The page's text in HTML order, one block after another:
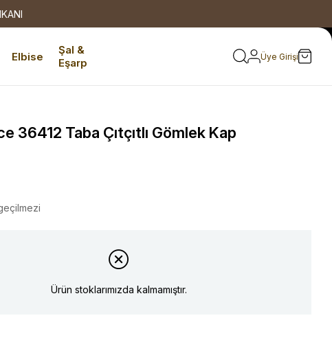
Elbise
Şal &
Eşarp
Üye Girişi
36412 Taba Çıtçıtlı Gömlek Kap
Ürün stoklarımızda kalmamıştır.